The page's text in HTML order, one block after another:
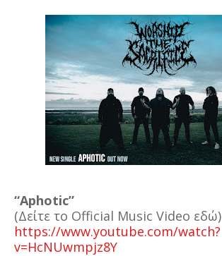
“Aphotic”
(Δείτε το Official Music Video εδώ)
https://www.youtube.com/watch?
v=HcNUwmpjz8Y